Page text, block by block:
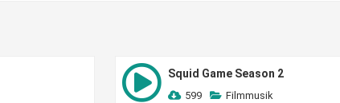
Squid Game Season 2
599 Filmmusik